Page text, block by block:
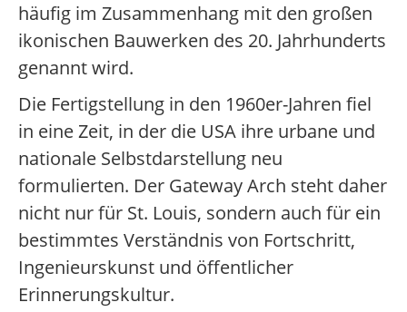
häufig im Zusammenhang mit den großen
ikonischen Bauwerken des 20. Jahrhunderts
genannt wird.
Die Fertigstellung in den 1960er-Jahren fiel
in eine Zeit, in der die USA ihre urbane und
nationale Selbstdarstellung neu
formulierten. Der Gateway Arch steht daher
nicht nur für St. Louis, sondern auch für ein
bestimmtes Verständnis von Fortschritt,
Ingenieurskunst und öffentlicher
Erinnerungskultur.